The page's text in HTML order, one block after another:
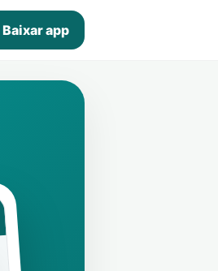
Baixar app